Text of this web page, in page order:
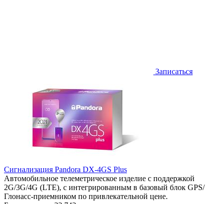
Записаться
Сигнализация Pandora DX-4GS Plus
Автомобильное телеметрическое изделие с поддержкой
2G/3G/4G (LTE), с интегрированным в базовый блок GPS/
Глонасс-приемником по привлекательной цене.